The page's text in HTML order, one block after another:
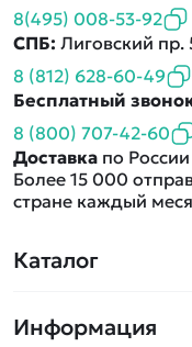
Каталог
Машинки
Информация
8(495) 008-53-92
СПБ: Лиговский пр.
8 (812) 628-60-49
Бесплатный
8 (800) 707-42-60
Доставка по
Более 15 000
стране каждый